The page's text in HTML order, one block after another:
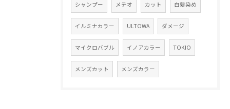
シャンプー メテオ カット 白髪染め
イルミナカラー ULTOWA ダメージ
マイクロバブル イノアカラー TOKIO
メンズカット メンズカラー